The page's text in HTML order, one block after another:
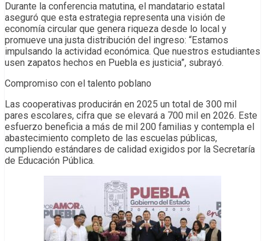
Durante la conferencia matutina, el mandatario estatal
aseguró que esta estrategia representa una visión de
economía circular que genera riqueza desde lo local y
promueve una justa distribución del ingreso: “Estamos
impulsando la actividad económica. Que nuestros estudiantes
usen zapatos hechos en Puebla es justicia”, subrayó.
Compromiso con el talento poblano
Las cooperativas producirán en 2025 un total de 300 mil
pares escolares, cifra que se elevará a 700 mil en 2026. Este
esfuerzo beneficia a más de mil 200 familias y contempla el
abastecimiento completo de las escuelas públicas,
cumpliendo estándares de calidad exigidos por la Secretaría
de Educación Pública.